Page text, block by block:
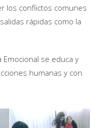
los conflictos comunes
rápidas como la
se educa y
humanas y con